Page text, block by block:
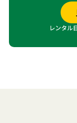
レンタル